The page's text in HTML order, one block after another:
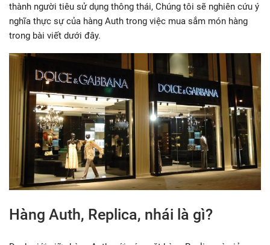
thành người tiêu sử dụng thông thái, Chúng tôi sẽ nghiên cứu ý
nghĩa thực sự của hàng Auth trong việc mua sắm món hàng
trong bài viết dưới đây.
Hàng Auth, Replica, nhái là gì?